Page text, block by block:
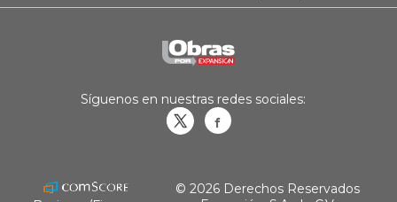
Síguenos en nuestras redes sociales:
© 2026 Derechos Reservados